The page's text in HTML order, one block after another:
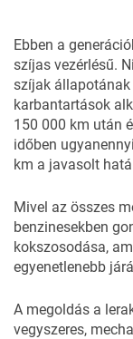
Ebben a
szíjas vezérlésű.
szíjak állapotának
karbantartások
150 000 km után
időben
km a javasolt
Mivel az összes
benzinesekben
kokszosodása,
egyenetlenebb
A megoldás a
vegyszeres,